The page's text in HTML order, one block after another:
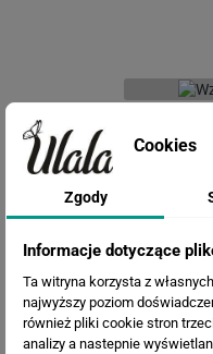
Cookies
Zgody
Informacje dotyczące
Ta witryna korzysta z
najwyższy poziom
również pliki cookie stron
analizy a nastepnie